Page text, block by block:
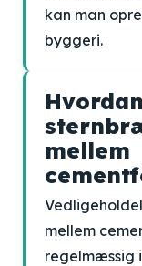
kan man
byggeri.
mellem
mellem
regelmæssig